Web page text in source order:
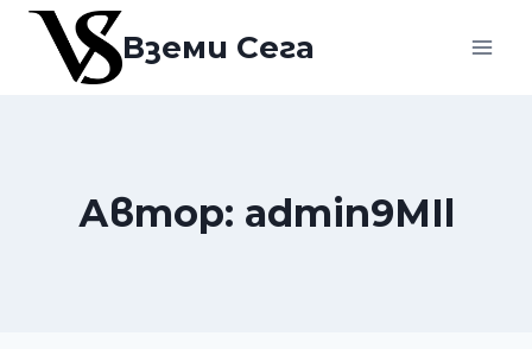
Към
съдържаниетоВземи Сега
Автор: admin9MIl